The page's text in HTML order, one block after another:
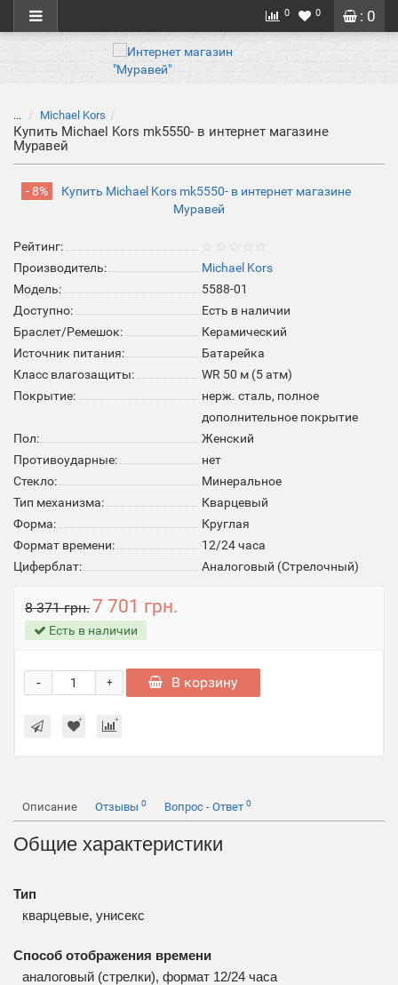
: 0
0 0
... Michael Kors
Купить Michael Kors mk5550- в интернет магазине
Муравей
- 8%
Рейтинг:
Производитель:
Michael Kors
Модель:
5588-01
Доступно:
Есть в наличии
Браслет/Ремешок:
Керамический
Источник питания:
Батарейка
Класс влагозащиты:
WR 50 м (5 атм)
Покрытие:
нерж. сталь, полное
дополнительное покрытие
Пол:
Женский
Противоударные:
нет
Стекло:
Минеральное
Тип механизма:
Кварцевый
Форма:
Круглая
Формат времени:
12/24 часа
Циферблат:
Аналоговый (Стрелочный)
8 371 грн.7 701 грн.
Есть в наличии
+
- В корзину
Описание Отзывы 0 Вопрос - Ответ 0
Общие характеристики
Тип
кварцевые, унисекс
Способ отображения времени
аналоговый (стрелки), формат 12/24 часа